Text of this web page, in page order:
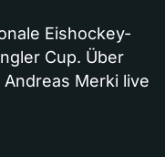
Eishockey-
Cup. Über
Merki live